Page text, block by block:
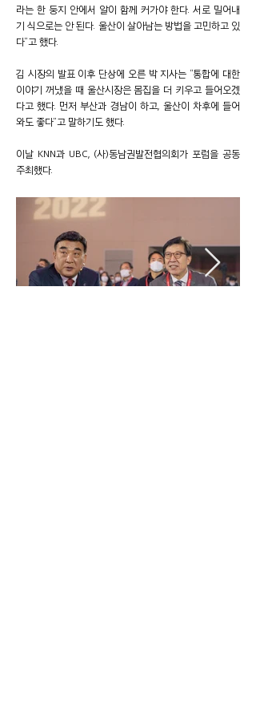
라는 한 둥지 안에서 알이 함께 커가야 한다. 서로 밀어내
기 식으로는 안 된다. 울산이 살아남는 방법을 고민하고 있
다”고 했다.
김 시장의 발표 이후 단상에 오른 박 지사는 “통합에 대한
이야기 꺼냈을 때 울산시장은 몸집을 더 키우고 들어오겠
다고 했다. 먼저 부산과 경남이 하고, 울산이 차후에 들어
와도 좋다”고 말하기도 했다.
이날 KNN과 UBC, (사)동남권발전협의회가 포럼을 공동
주최했다.